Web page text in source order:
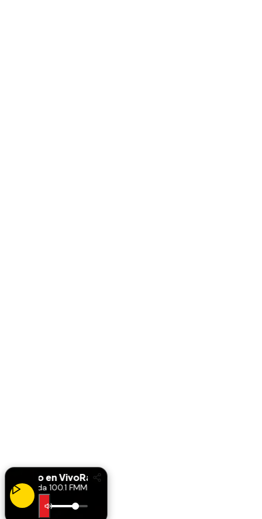
Radio en VivoRadio en Vivo
Miranda 100.1 FMMiranda 100.1 FM